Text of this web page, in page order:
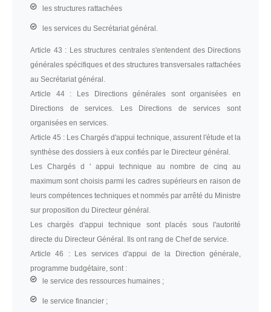
les structures rattachées
les services du Secrétariat général.
Article 43 : Les structures centrales s'entendent des Directions
générales spécifiques et des structures transversales rattachées
au Secrétariat général.
Article 44 : Les Directions générales sont organisées en
Directions de services. Les Directions de services sont
organisées en services.
Article 45 : Les Chargés d'appui technique, assurent l'étude et la
synthèse des dossiers à eux confiés par le Directeur général.
Les Chargés d ' appui technique au nombre de cinq au
maximum sont choisis parmi les cadres supérieurs en raison de
leurs compétences techniques et nommés par arrêté du Ministre
sur proposition du Directeur général.
Les chargés d'appui technique sont placés sous l'autorité
directe du Directeur Général. Ils ont rang de Chef de service.
Article 46 :Les services d'appui de la Direction générale,
programme budgétaire, sont :
le service des ressources humaines ;
le service financier ;